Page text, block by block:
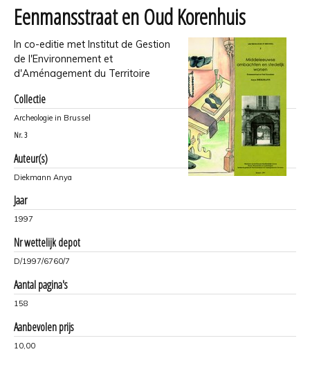
Eenmansstraat en Oud Korenhuis
In co-editie met Institut de Gestion
de l'Environnement et
d'Aménagement du Territoire
Collectie
Archeologie in Brussel
Nr. 3
Auteur(s)
Diekmann Anya
Jaar
1997
Nr wettelijk depot
D/1997/6760/7
Aantal pagina's
158
Aanbevolen prijs
10,00